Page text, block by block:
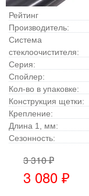
Рейтинг
Производитель:
Система
стеклоочистителя:
Серия:
Спойлер:
Кол-во в упаковке:
Конструкция щетки:
Крепление:
Длина 1, мм:
Сезонность:
3 310 ₽
3 080 ₽